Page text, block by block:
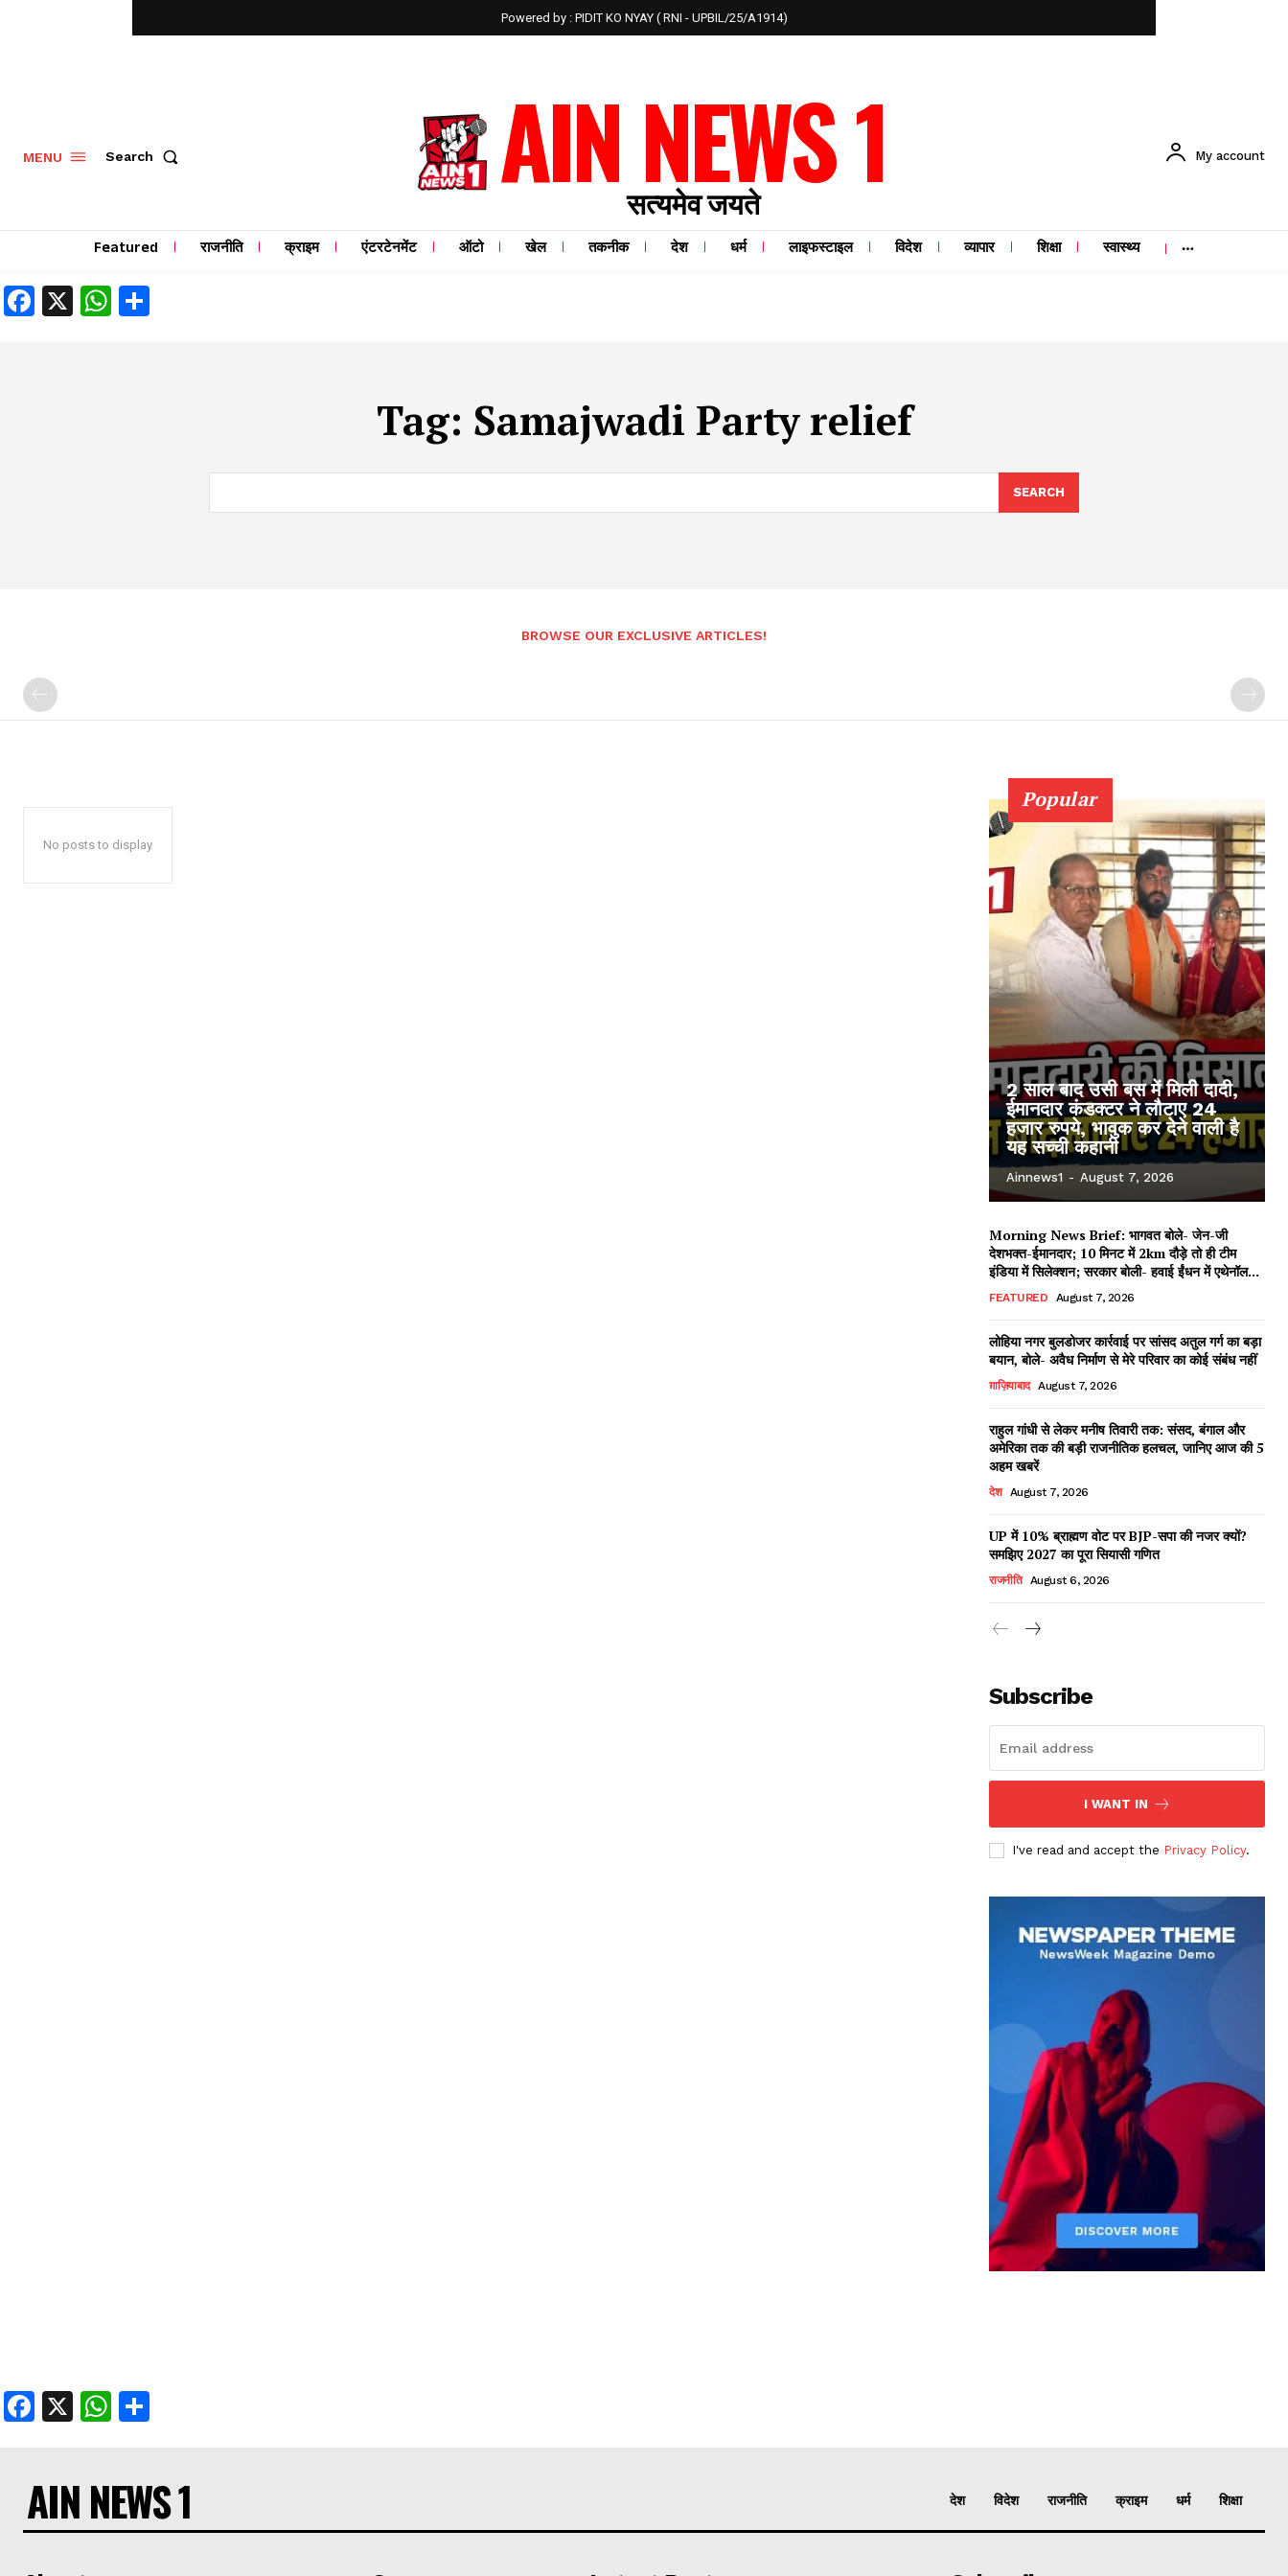
Powered by : PIDIT KO NYAY ( RNI - UPBIL/25/A1914)
MENU Search AIN NEWS 1
सत्यमेव जयते
My account
Featured राजनीति क्राइम एंटरटेनमेंट ऑटो खेल तकनीक देश धर्म लाइफस्टाइल विदेश व्यापार शिक्षा स्वास्थ्य
Facebook
X WhatsApp
Tag: Samajwadi Party relief
SEARCH
BROWSE OUR EXCLUSIVE ARTICLES!
No posts to display
Popular
2 साल बाद उसी बस में मिली दादी,
ईमानदार कंडक्टर ने लौटाए 24
हजार रुपये, भावुक कर देने वाली है
यह सच्ची कहानी
Ainnews1 - August 7, 2026
Morning News Brief: भागवत बोले- जेन-जी
देशभक्त-ईमानदार; 10 मिनट में 2km दौड़े तो ही टीम
इंडिया में सिलेक्शन; सरकार बोली- हवाई ईंधन में एथेनॉल...
FEATURED August 7, 2026
लोहिया नगर बुलडोजर कार्रवाई पर सांसद अतुल गर्ग का बड़ा
बयान, बोले- अवैध निर्माण से मेरे परिवार का कोई संबंध नहीं
ग़ाज़ियाबाद August 7, 2026
राहुल गांधी से लेकर मनीष तिवारी तक: संसद, बंगाल और
अमेरिका तक की बड़ी राजनीतिक हलचल, जानिए आज की 5
अहम खबरें
देश August 7, 2026
UP में 10% ब्राह्मण वोट पर BJP-सपा की नजर क्यों?
समझिए 2027 का पूरा सियासी गणित
राजनीति August 6, 2026
Subscribe
I WANT IN
I've read and accept the Privacy Policy.
Facebook
X WhatsApp
AIN NEWS 1 देश विदेश राजनीति क्राइम धर्म शिक्षा